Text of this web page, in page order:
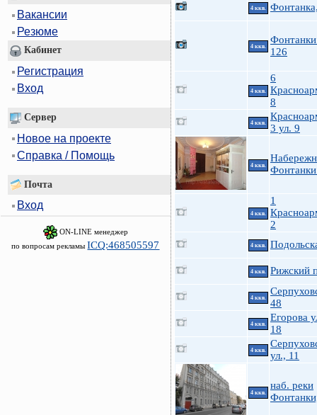
Вакансии
Резюме
Кабинет
Регистрация
Вход
Сервер
Новое на проекте
Справка / Помощь
Почта
Вход
ON-LINE менеджер
по вопросам рекламы ICQ:468505597
4 ккв.
4 ккв.
126
4 ккв.
6
8
4 ккв.
3 ул. 9
4 ккв.
4 ккв.
1
2
4 ккв.
4 ккв. Рижский
4 ккв.
48
4 ккв.
Егорова
18
4 ккв.
ул., 11
4 ккв.
наб. реки